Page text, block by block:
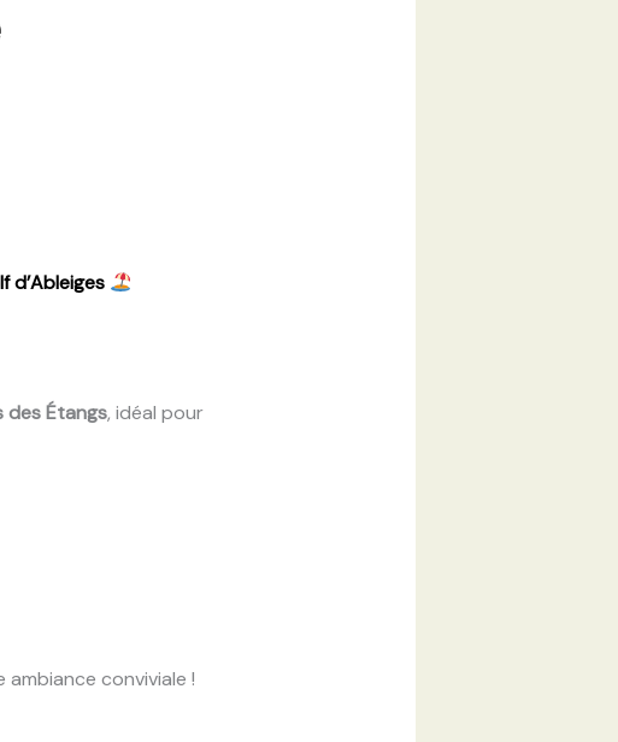
d’Ableiges
des Étangs, idéal pour
conviviale !